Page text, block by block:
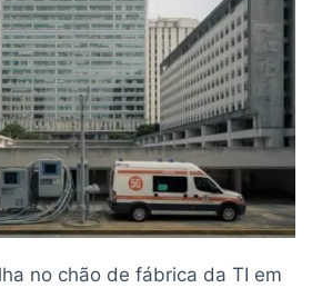
no chão de fábrica da TI em